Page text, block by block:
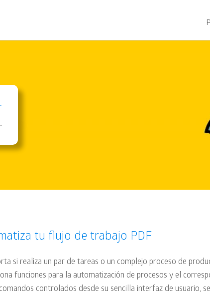
tu flujo de trabajo PDF
si realiza un par de tareas o un complejo proceso de
funciones para la automatización de procesos y el
controlados desde su sencilla interfaz de usuario,